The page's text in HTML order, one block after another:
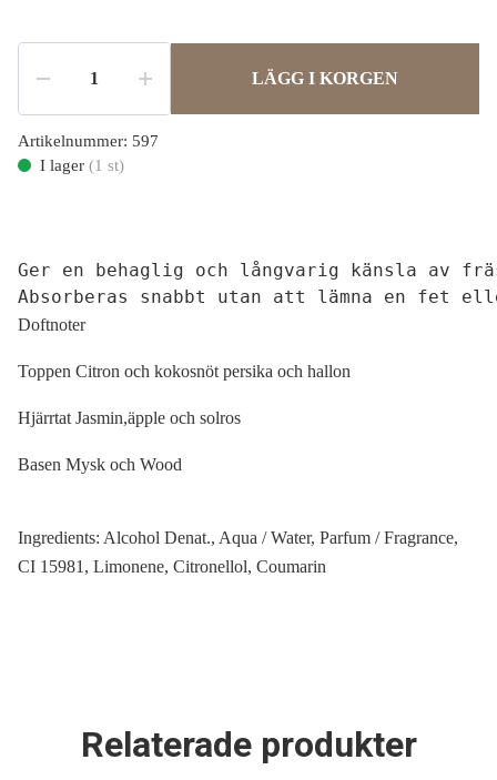
LÄGG I KORGEN
Artikelnummer: 597
I lager (1 st)
Ger en behaglig och långvarig känsla av
Absorberas snabbt utan att lämna en fet
Doftnoter
Toppen Citron och kokosnöt persika och hallon
Hjärrtat Jasmin,äpple och solros
Basen Mysk och Wood
Ingredients: Alcohol Denat., Aqua / Water, Parfum / Fragrance,
CI 15981, Limonene, Citronellol, Coumarin
Relaterade produkter